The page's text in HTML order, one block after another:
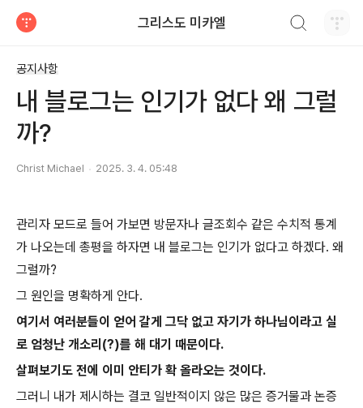
그리스도 미카엘
공지사항
내 블로그는 인기가 없다 왜 그럴
까?
Christ Michael 2025. 3. 4. 05:48
관리자 모드로 들어 가보면 방문자나 글조회수 같은 수치적 통계
가 나오는데 총평을 하자면 내 블로그는 인기가 없다고 하겠다. 왜
그럴까?
그 원인을 명확하게 안다.
여기서 여러분들이 얻어 갈게 그닥 없고 자기가 하나님이라고 실
로 엄청난 개소리(?)를 해 대기 때문이다.
살펴보기도 전에 이미 안티가 확 올라오는 것이다.
그러니 내가 제시하는 결코 일반적이지 않은 많은 증거물과 논증